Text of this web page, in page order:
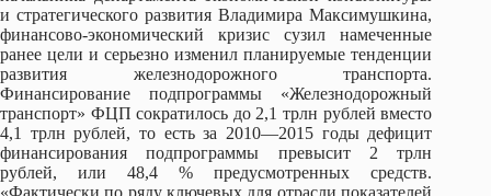
и стратегического развития Владимира Максимушкина,
финансово-экономический кризис сузил намеченные
ранее цели и серьезно изменил планируемые тенденции
развития железнодорожного транспорта.
Финансирование подпрограммы «Железнодорожный
транспорт» ФЦП сократилось до 2,1 трлн рублей вместо
4,1 трлн рублей, то есть за 2010—2015 годы дефицит
финансирования подпрограммы превысит 2 трлн
рублей, или 48,4 % предусмотренных средств.
«Фактически по ряду ключевых для отрасли показателей